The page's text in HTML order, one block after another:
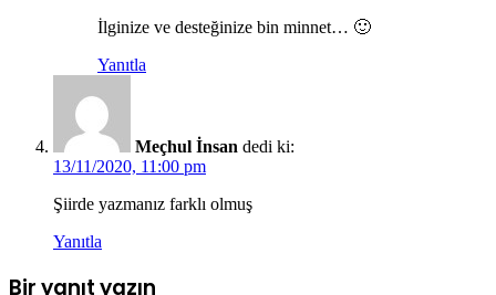
İlginize ve desteğinize bin minnet… 🙂
Yanıtla
Meçhul İnsan dedi ki:
13/11/2020, 11:00 pm
Şiirde yazmanız farklı olmuş
Yanıtla
Bir yanıt yazın